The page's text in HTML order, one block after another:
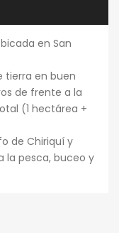
en San
tierra en buen
de frente a la
(1 hectárea +
de Chiriquí y
la pesca, buceo y